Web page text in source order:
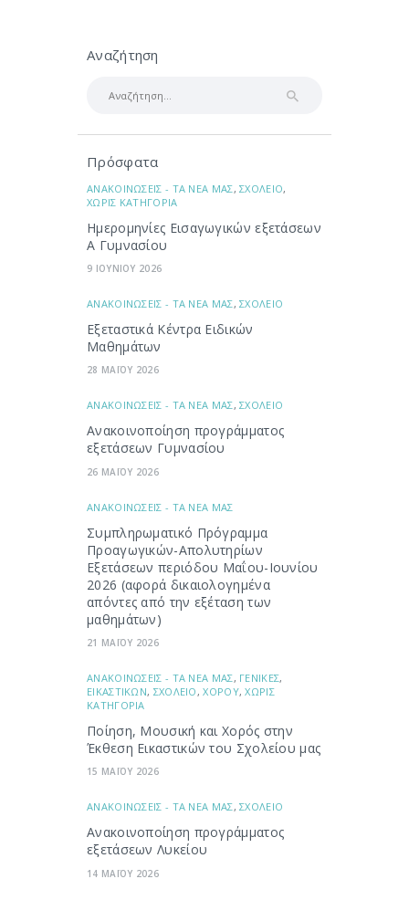
Αναζήτηση
Πρόσφατα
ΑΝΑΚΟΙΝΩΣΕΙΣ - ΤΑ ΝΕΑ ΜΑΣ,ΣΧΟΛΕΙΟ,
ΧΩΡΙΣ ΚΑΤΗΓΟΡΙΑ
Ημερομηνίες Εισαγωγικών εξετάσεων
Α Γυμνασίου
9 ΙΟΥΝΙΟΥ 2026
ΑΝΑΚΟΙΝΩΣΕΙΣ - ΤΑ ΝΕΑ ΜΑΣ,ΣΧΟΛΕΙΟ
Εξεταστικά Κέντρα Ειδικών
Μαθημάτων
28 ΜΑΪΟΥ 2026
ΑΝΑΚΟΙΝΩΣΕΙΣ - ΤΑ ΝΕΑ ΜΑΣ,ΣΧΟΛΕΙΟ
Ανακοινοποίηση προγράμματος
εξετάσεων Γυμνασίου
26 ΜΑΪΟΥ 2026
ΑΝΑΚΟΙΝΩΣΕΙΣ - ΤΑ ΝΕΑ ΜΑΣ
Συμπληρωματικό Πρόγραμμα
Προαγωγικών-Απολυτηρίων
Εξετάσεων περιόδου Μαΐου-Ιουνίου
2026 (αφορά δικαιολογημένα
απόντες από την εξέταση των
μαθημάτων)
21 ΜΑΪΟΥ 2026
ΑΝΑΚΟΙΝΩΣΕΙΣ - ΤΑ ΝΕΑ ΜΑΣ, ΓΕΝΙΚΕΣ,
ΕΙΚΑΣΤΙΚΩΝ, ΣΧΟΛΕΙΟ ,ΧΟΡΟΥ,ΧΩΡΙΣ
ΚΑΤΗΓΟΡΙΑ
Ποίηση, Μουσική και Χορός στην
Έκθεση Εικαστικών του Σχολείου μας
15 ΜΑΪΟΥ 2026
ΑΝΑΚΟΙΝΩΣΕΙΣ - ΤΑ ΝΕΑ ΜΑΣ,ΣΧΟΛΕΙΟ
Ανακοινοποίηση προγράμματος
εξετάσεων Λυκείου
14 ΜΑΪΟΥ 2026